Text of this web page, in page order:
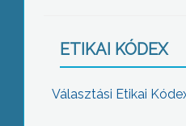
ETIKAI KÓDEX
Választási Etikai